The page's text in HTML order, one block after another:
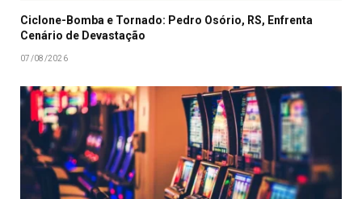
Ciclone-Bomba e Tornado: Pedro Osório, RS, Enfrenta
Cenário de Devastação
07/08/2026